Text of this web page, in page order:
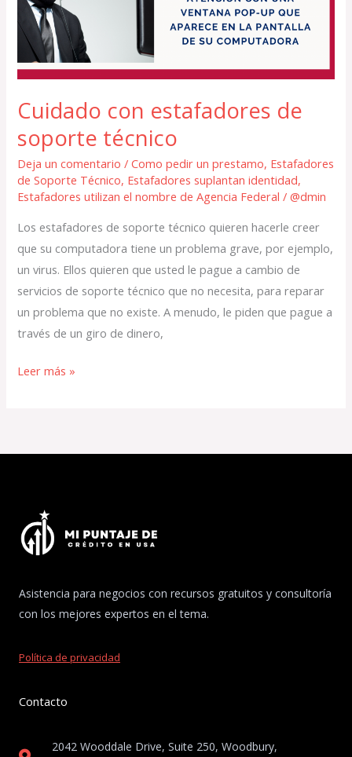
Cuidado con estafadores de
soporte técnico
Deja un comentario /Como pedir un prestamo, Estafadores
de Soporte Técnico, Estafadores suplantan identidad,
Estafadores utilizan el nombre de Agencia Federal /@dmin
Los estafadores de soporte técnico quieren hacerle creer
que su computadora tiene un problema grave, por ejemplo,
un virus. Ellos quieren que usted le pague a cambio de
servicios de soporte técnico que no necesita, para reparar
un problema que no existe. A menudo, le piden que pague a
través de un giro de dinero,
soporte
técnico
Leer más »
Asistencia para negocios con recursos gratuitos y consultoría
con los mejores expertos en el tema.
Política de privacidad
Contacto
2042 Wooddale Drive, Suite 250, Woodbury,